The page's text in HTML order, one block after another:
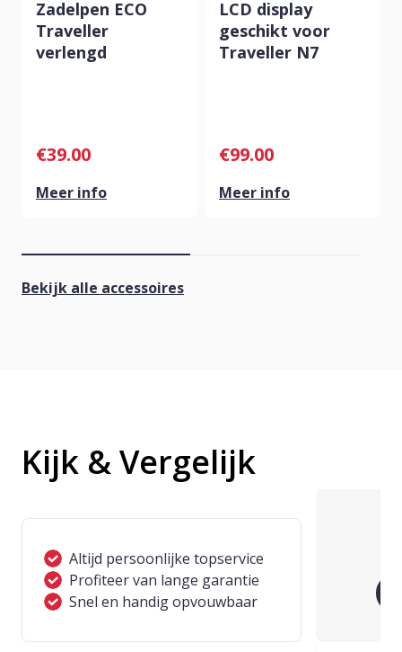
Bekijk alle accessoires
Zadelpen ECO
Traveller
verlengd
€39.00
Meer info
LCD display
geschikt voor
Traveller N7
€99.00
Meer info
Kijk & Vergelijk
Altijd persoonlijke topservice
Profiteer van lange garantie
Snel en handig opvouwbaar